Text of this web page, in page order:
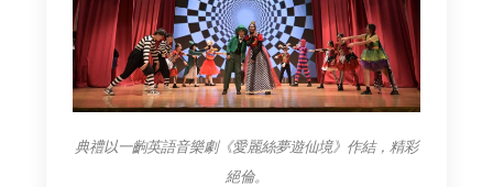
典禮以一齣英語音樂劇《愛麗絲夢遊仙境》作結，精彩
絕倫。